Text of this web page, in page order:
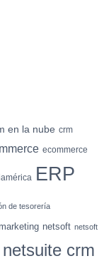
en la nube crm
ecommerce
ERP
de tesorería
marketing netsoft netsoft
netsuite crm